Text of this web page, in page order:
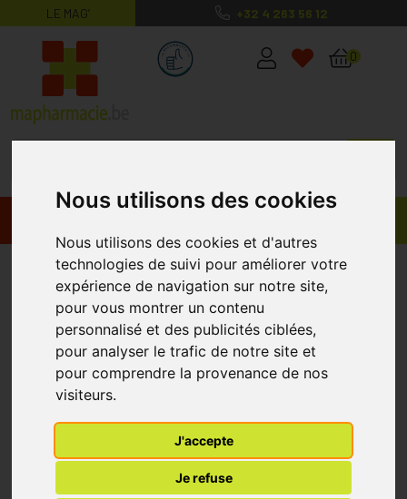
Nous utilisons des cookies
Nous utilisons des cookies et d'autres
technologies de suivi pour améliorer votre
expérience de navigation sur notre site,
pour vous montrer un contenu
personnalisé et des publicités ciblées,
pour analyser le trafic de notre site et
pour comprendre la provenance de nos
visiteurs.
J'accepte
Je refuse
LE MAG’ +32 4 263 56 12
MaPharmacie.be ma santé, mes
0
Fresco Feutre 3mm FRESCO